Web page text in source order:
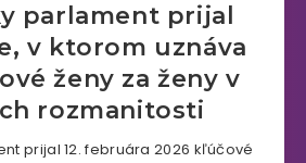
parlament prijal
v ktorom uznáva
ženy za ženy v
rozmanitosti
prijal 12. februára 2026 kľúčové